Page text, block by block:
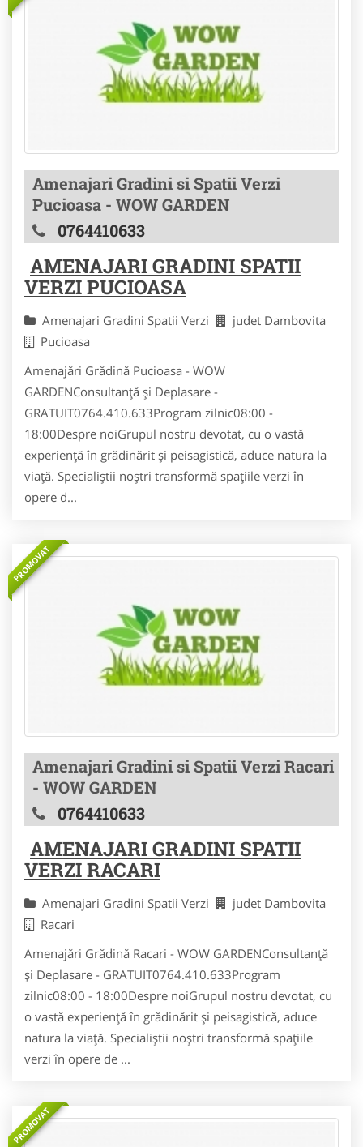
Amenajari Gradini si Spatii Verzi
Pucioasa - WOW GARDEN
0764410633
AMENAJARI GRADINI SPATII
VERZI PUCIOASA
Amenajari Gradini Spatii Verzi
judet Dambovita
Pucioasa
Amenajări Grădină Pucioasa - WOW
GARDENConsultanță și Deplasare -
GRATUIT0764.410.633Program zilnic08:00 -
18:00Despre noiGrupul nostru devotat, cu o vastă
experiență în grădinărit și peisagistică, aduce natura la
viață. Specialiștii noștri transformă spațiile verzi în
opere d...
PROMOVAT
Amenajari Gradini si Spatii Verzi Racari
- WOW GARDEN
0764410633
AMENAJARI GRADINI SPATII
VERZI RACARI
Amenajari Gradini Spatii Verzi
judet Dambovita
Racari
Amenajări Grădină Racari - WOW GARDENConsultanță
și Deplasare - GRATUIT0764.410.633Program
zilnic08:00 - 18:00Despre noiGrupul nostru devotat, cu
o vastă experiență în grădinărit și peisagistică, aduce
natura la viață. Specialiștii noștri transformă spațiile
verzi în opere de ...
PROMOVAT